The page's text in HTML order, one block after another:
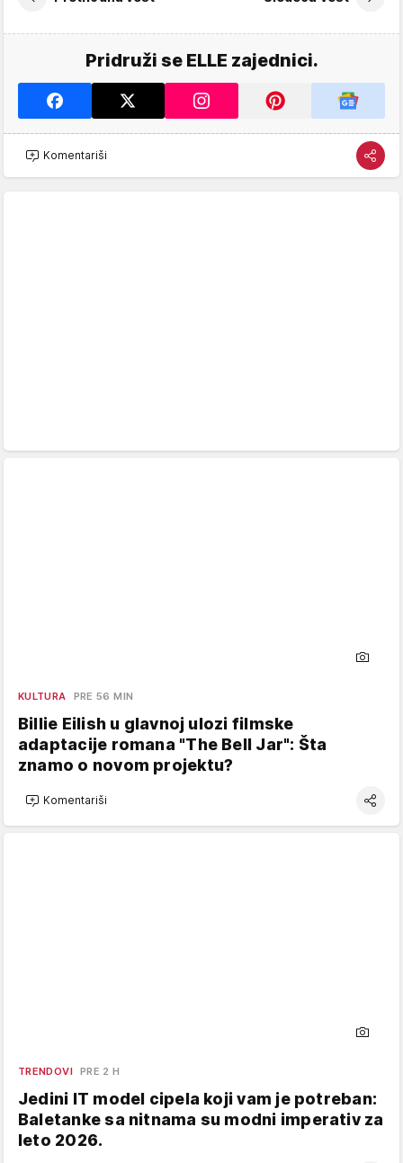
Pridruži se ELLE zajednici.
Komentariši
KULTURA PRE 56 MIN
Billie Eilish u glavnoj ulozi filmske
adaptacije romana "The Bell Jar": Šta
znamo o novom projektu?
Komentariši
TRENDOVI PRE 2 H
Jedini IT model cipela koji vam je potreban:
Baletanke sa nitnama su modni imperativ za
leto 2026.